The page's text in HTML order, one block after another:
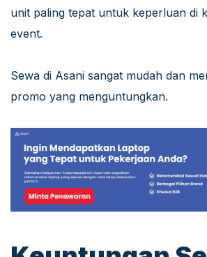
unit paling tepat untuk keperluan di
event.
Sewa di Asani sangat mudah dan
promo yang menguntungkan.